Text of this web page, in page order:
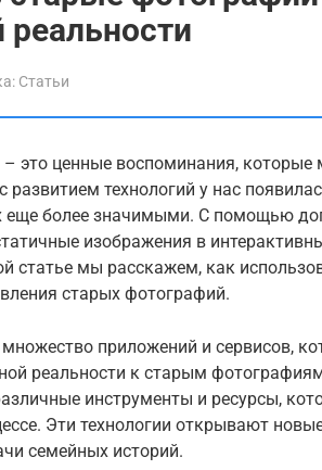
Статьи
это ценные воспоминания,
развитием технологий у нас
еще более значимыми. С помощью
изображения в
статье мы расскажем, как
старых фотографий.
множество приложений и сервисов,
реальности к старым
инструменты и ресурсы,
Эти технологии открывают
семейных историй.